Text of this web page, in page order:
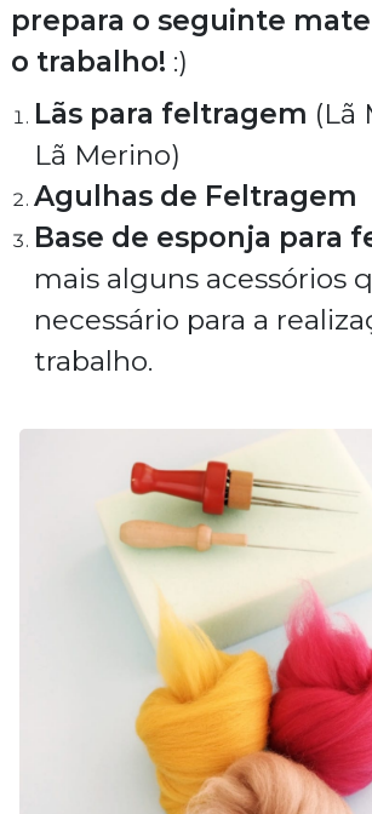
prepara o seguinte
o trabalho! :)
Lãs para feltragem (Lã
Lã Merino)
Agulhas de Feltragem
Base de esponja para
mais alguns acessórios
necessário para a
trabalho.